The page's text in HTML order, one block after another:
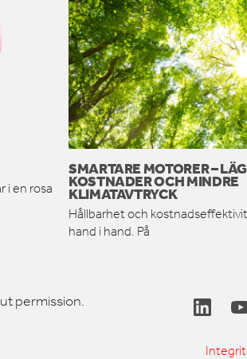
i en rosa
SMARTARE MOTORER –
KOSTNADER OCH MINDRE
KLIMATAVTRYCK
Hållbarhet och
hand i hand. På
permission.